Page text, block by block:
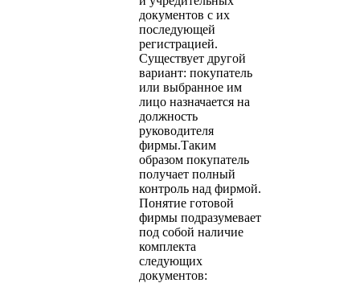
документов с их
последующей
регистрацией.
Существует другой
вариант: покупатель
или выбранное им
лицо назначается на
должность
руководителя
фирмы.Таким
образом покупатель
получает полный
контроль над фирмой.
Понятие готовой
фирмы подразумевает
под собой наличие
комплекта
следующих
документов: